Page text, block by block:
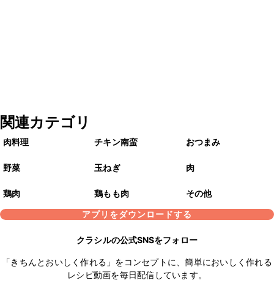
関連カテゴリ
肉料理 チキン南蛮 おつまみ
野菜 玉ねぎ 肉
鶏肉 鶏もも肉
その他
アプリをダウンロードする
クラシルの公式SNSをフォロー
「きちんとおいしく作れる」をコンセプトに、簡単においしく作れる
レシピ動画を毎日配信しています。